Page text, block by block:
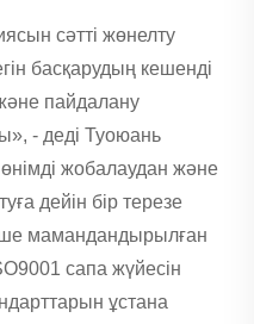
сәтті жөнелту
басқарудың кешенді
және пайдалану
- деді Туоюань
жобалаудан және
дейін бір терезе
мамандандырылған
сапа жүйесін
ұстана